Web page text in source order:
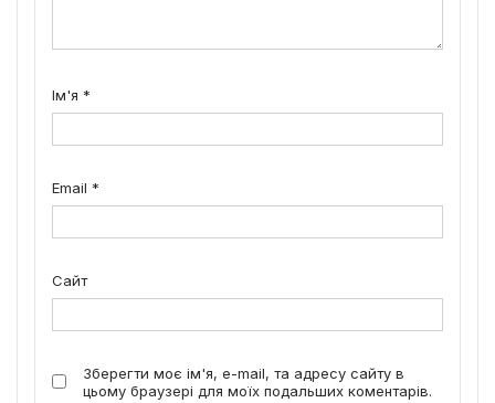
Ім'я *
Email *
Сайт
Зберегти моє ім'я, e-mail, та адресу сайту в
цьому браузері для моїх подальших коментарів.